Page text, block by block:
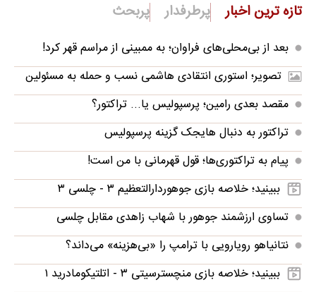
تازه ترین اخبار پرطرفدار پربحث
بعد از بی‌محلی‌های فراوان؛ به ممبینی از مراسم قهر کرد!
تصویر؛ استوری انتقادی هاشمی نسب و حمله به مسئولین
مقصد بعدی رامین؛ پرسپولیس یا... تراکتور؟
تراکتور به دنبال هایجک گزینه پرسپولیس
پیام به تراکتوری‌ها؛ قول قهرمانی با من است!
ببینید؛ خلاصه بازی جوهوردارالتعظیم ۳ - چلسی ۳
تساوی ارزشمند جوهور با شهاب زاهدی مقابل چلسی
نتانیاهو رویارویی با ترامپ را «بی‌هزینه» می‌داند؟
ببینید؛ خلاصه بازی منچسترسیتی ۳ - اتلتیکومادرید ۱